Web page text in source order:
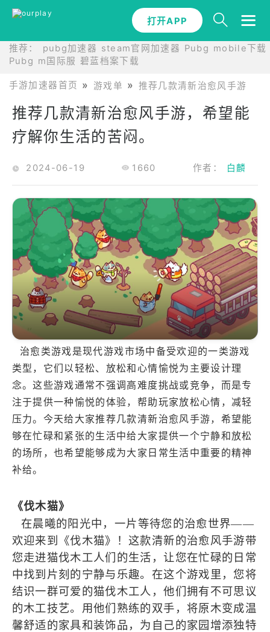
打开APP
推荐： pubg加速器 steam官网加速器 Pubg mobile下载
Pubg m国际服 碧蓝档案下载
打开APP
手游加速器首页 游戏单 推荐几款清新治愈风手游，
推荐几款清新治愈风手游，希望能
疗解你生活的苦闷。
2024-06-19 1660 作者： 白麟
治愈类游戏是现代游戏市场中备受欢迎的一类游戏
类型，它们以轻松、放松和心情愉悦为主要设计理
念。这些游戏通常不强调高难度挑战或竞争，而是专
注于提供一种愉悦的体验，帮助玩家放松心情，减轻
压力。今天给大家推荐几款清新治愈风手游，希望能
够在忙碌和紧张的生活中给大家提供一个宁静和放松
的场所，也希望能够成为大家日常生活中重要的精神
补给。
《伐木猫》
在晨曦的阳光中，一片等待您的治愈世界——
欢迎来到《伐木猫》！这款清新的治愈风手游带
您走进猫伐木工人们的生活，让您在忙碌的日常
中找到片刻的宁静与乐趣。在这个游戏里，您将
结识一群可爱的猫伐木工人，他们拥有不可思议
的木工技艺。用他们熟练的双手，将原木变成温
馨舒适的家具和装饰品，为自己的家园增添独特